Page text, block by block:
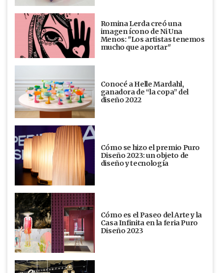
Romina Lerda creó una
imagen ícono de Ni Una
Menos: "Los artistas tenemos
mucho que aportar"
Conocé a Helle Mardahl,
ganadora de “la copa” del
diseño 2022
Cómo se hizo el premio Puro
Diseño 2023: un objeto de
diseño y tecnología
Cómo es el Paseo del Arte y la
Casa Infinita en la feria Puro
Diseño 2023